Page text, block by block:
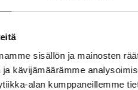
sisällön ja mainosten
kävijämäärämme
alan kumppaneillemme
30-60 minuuttia aktiivista
lelut ja kiipeilypuut pitävät